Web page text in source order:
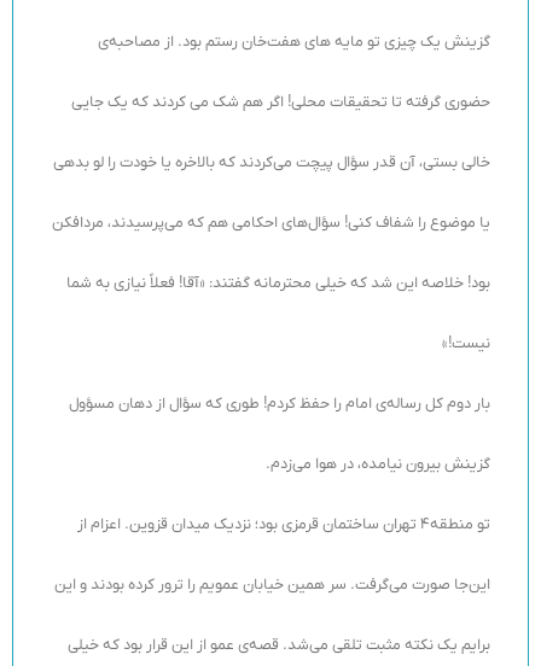
گزینش یک چیزی تو مایه های هفت‌خان رستم بود. از مصاحبه‌ی
حضوری گرفته تا تحقیقات محلی! اگر هم شک می کردند که یک جایی
خالی بستی، آن قدر سؤال پیچت می‌کردند که بالاخره یا خودت را لو بدهی
یا موضوع را شفاف کنی! سؤال‌های احکامی هم که می‌پرسیدند، مردافکن
بود! خلاصه این شد که خیلی محترمانه گفتند: «آقا! فعلاً نیازی به شما
نیست!»
بار دوم کل رساله‌ی امام را حفظ کردم! طوری که سؤال از دهان مسؤول
گزینش بیرون نیامده، در هوا می‌زدم.
تو منطقه4 تهران ساختمان قرمزی بود؛ نزدیک میدان قزوین. اعزام از
این‌جا صورت می‌گرفت. سر همین خیابان عمویم را ترور کرده ‌بودند و این
برایم یک نکته مثبت تلقی می‌شد. قصه‌ی عمو از این قرار بود که خیلی